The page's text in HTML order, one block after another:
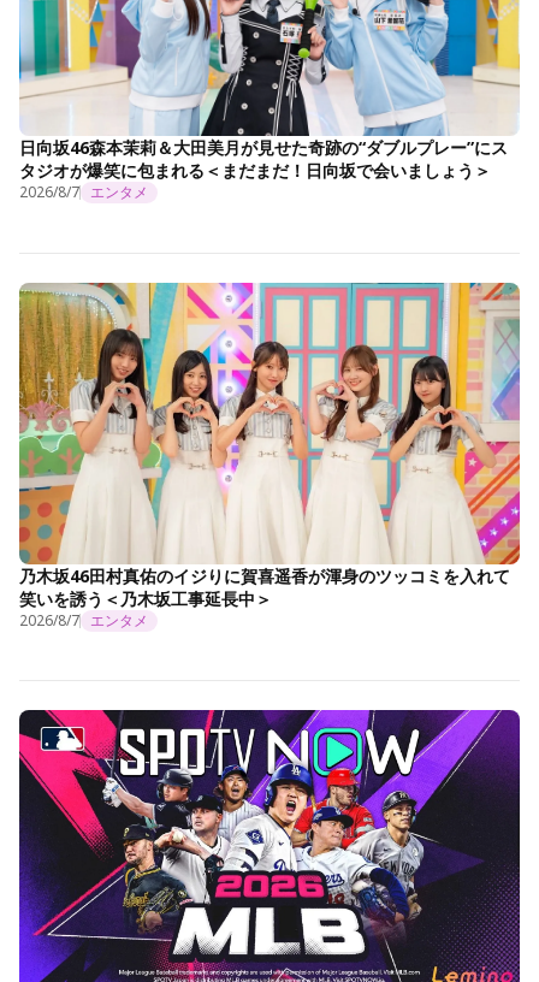
日向坂46森本茉莉＆大田美月が見せた奇跡の“ダブルプレー”にス
タジオが爆笑に包まれる＜まだまだ！日向坂で会いましょう＞
2026/8/7 エンタメ
乃木坂46田村真佑のイジりに賀喜遥香が渾身のツッコミを入れて
笑いを誘う＜乃木坂工事延長中＞
2026/8/7 エンタメ